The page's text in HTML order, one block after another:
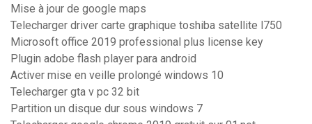
Mise à jour de google maps
Telecharger driver carte graphique toshiba satellite l750
Microsoft office 2019 professional plus license key
Plugin adobe flash player para android
Activer mise en veille prolongé windows 10
Telecharger gta v pc 32 bit
Partition un disque dur sous windows 7